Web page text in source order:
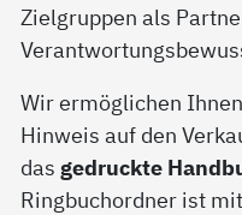
Zielgruppen als
Wir ermöglichen
Hinweis auf den
das gedruckte
Ringbuchordner ist